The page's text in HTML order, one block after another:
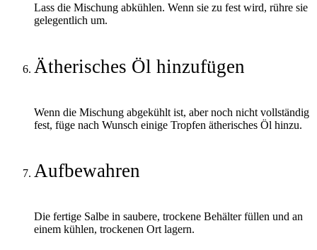
Lass die Mischung abkühlen. Wenn sie zu fest wird, rühre sie
gelegentlich um.
Ätherisches Öl hinzufügen
Wenn die Mischung abgekühlt ist, aber noch nicht vollständig
fest, füge nach Wunsch einige Tropfen ätherisches Öl hinzu.
Aufbewahren
Die fertige Salbe in saubere, trockene Behälter füllen und an
einem kühlen, trockenen Ort lagern.